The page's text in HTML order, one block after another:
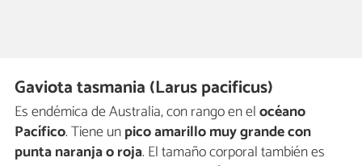
Gaviota tasmania (Larus pacificus)
Es endémica de Australia, con rango en elocéano
Pacífico. Tiene unpico amarillo muy grande con
punta naranja o roja. El tamaño corporal también es